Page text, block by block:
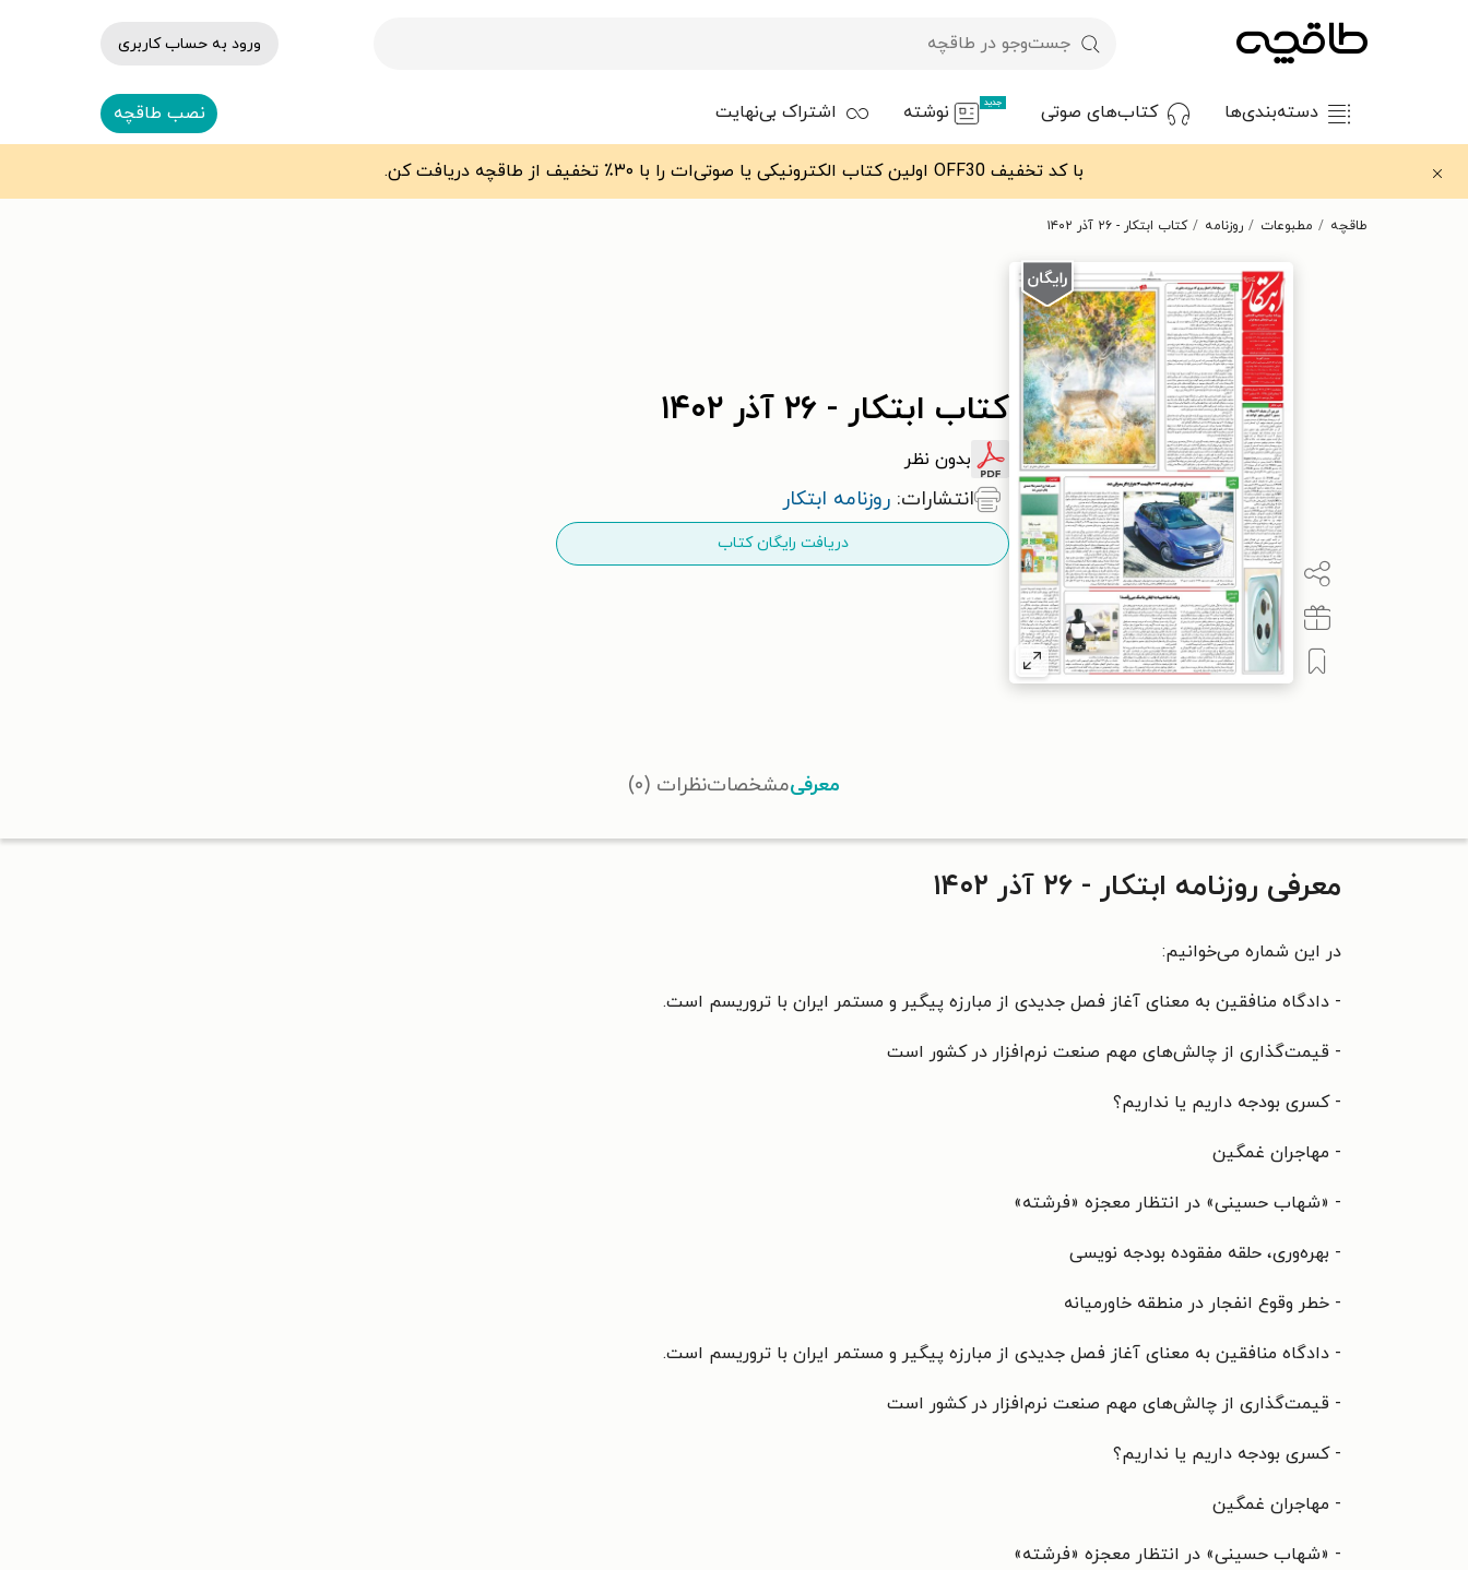
ورود به حساب کاربری
دسته‌بندی‌ها کتاب‌های صوتی جدید نوشته اشتراک بی‌نهایت نصب طاقچه
با کد تخفیف OFF30 اولین کتاب الکترونیکی یا صوتی‌ات را با ۳۰٪ تخفیف از طاقچه دریافت کن.
طاقچه مطبوعات روزنامه کتاب ابتکار - ۲۶ آذر ۱۴۰۲
کتاب ابتکار - ۲۶ آذر ۱۴۰۲
بدون نظر
انتشارات: روزنامه ابتکار
دریافت رایگان کتاب
معرفیمشخصاتنظرات (۰)
معرفی روزنامه ابتکار - ۲۶ آذر ۱۴۰۲
در این شماره می‌خوانیم:
- دادگاه منافقین به معنای آغاز فصل جدیدی از مبارزه پیگیر و مستمر ایران با تروریسم است.
- قیمت‌گذاری از چالش‌های مهم صنعت نرم‌افزار در کشور است
- کسری بودجه داریم یا نداریم؟
- مهاجران غمگین
- «شهاب حسینی» در انتظار معجزه «فرشته»
- بهره‌وری، حلقه مفقوده بودجه نویسی
- خطر وقوع انفجار در منطقه خاورمیانه
- دادگاه منافقین به معنای آغاز فصل جدیدی از مبارزه پیگیر و مستمر ایران با تروریسم است.
- قیمت‌گذاری از چالش‌های مهم صنعت نرم‌افزار در کشور است
- کسری بودجه داریم یا نداریم؟
- مهاجران غمگین
- «شهاب حسینی» در انتظار معجزه «فرشته»